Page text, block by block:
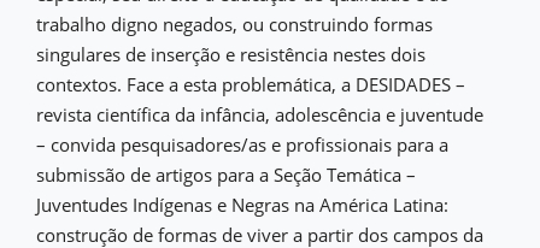
trabalho digno negados, ou construindo formas
singulares de inserção e resistência nestes dois
contextos. Face a esta problemática, a DESIDADES –
revista científica da infância, adolescência e juventude
– convida pesquisadores/as e profissionais para a
submissão de artigos para a Seção Temática –
Juventudes Indígenas e Negras na América Latina:
construção de formas de viver a partir dos campos da